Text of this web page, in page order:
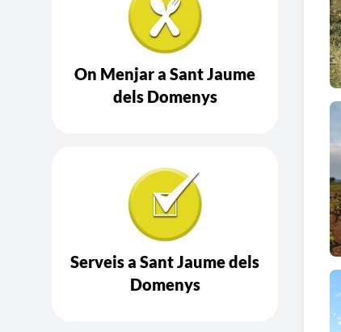
On Menjar a Sant Jaume
dels Domenys
Serveis a Sant Jaume dels
Domenys